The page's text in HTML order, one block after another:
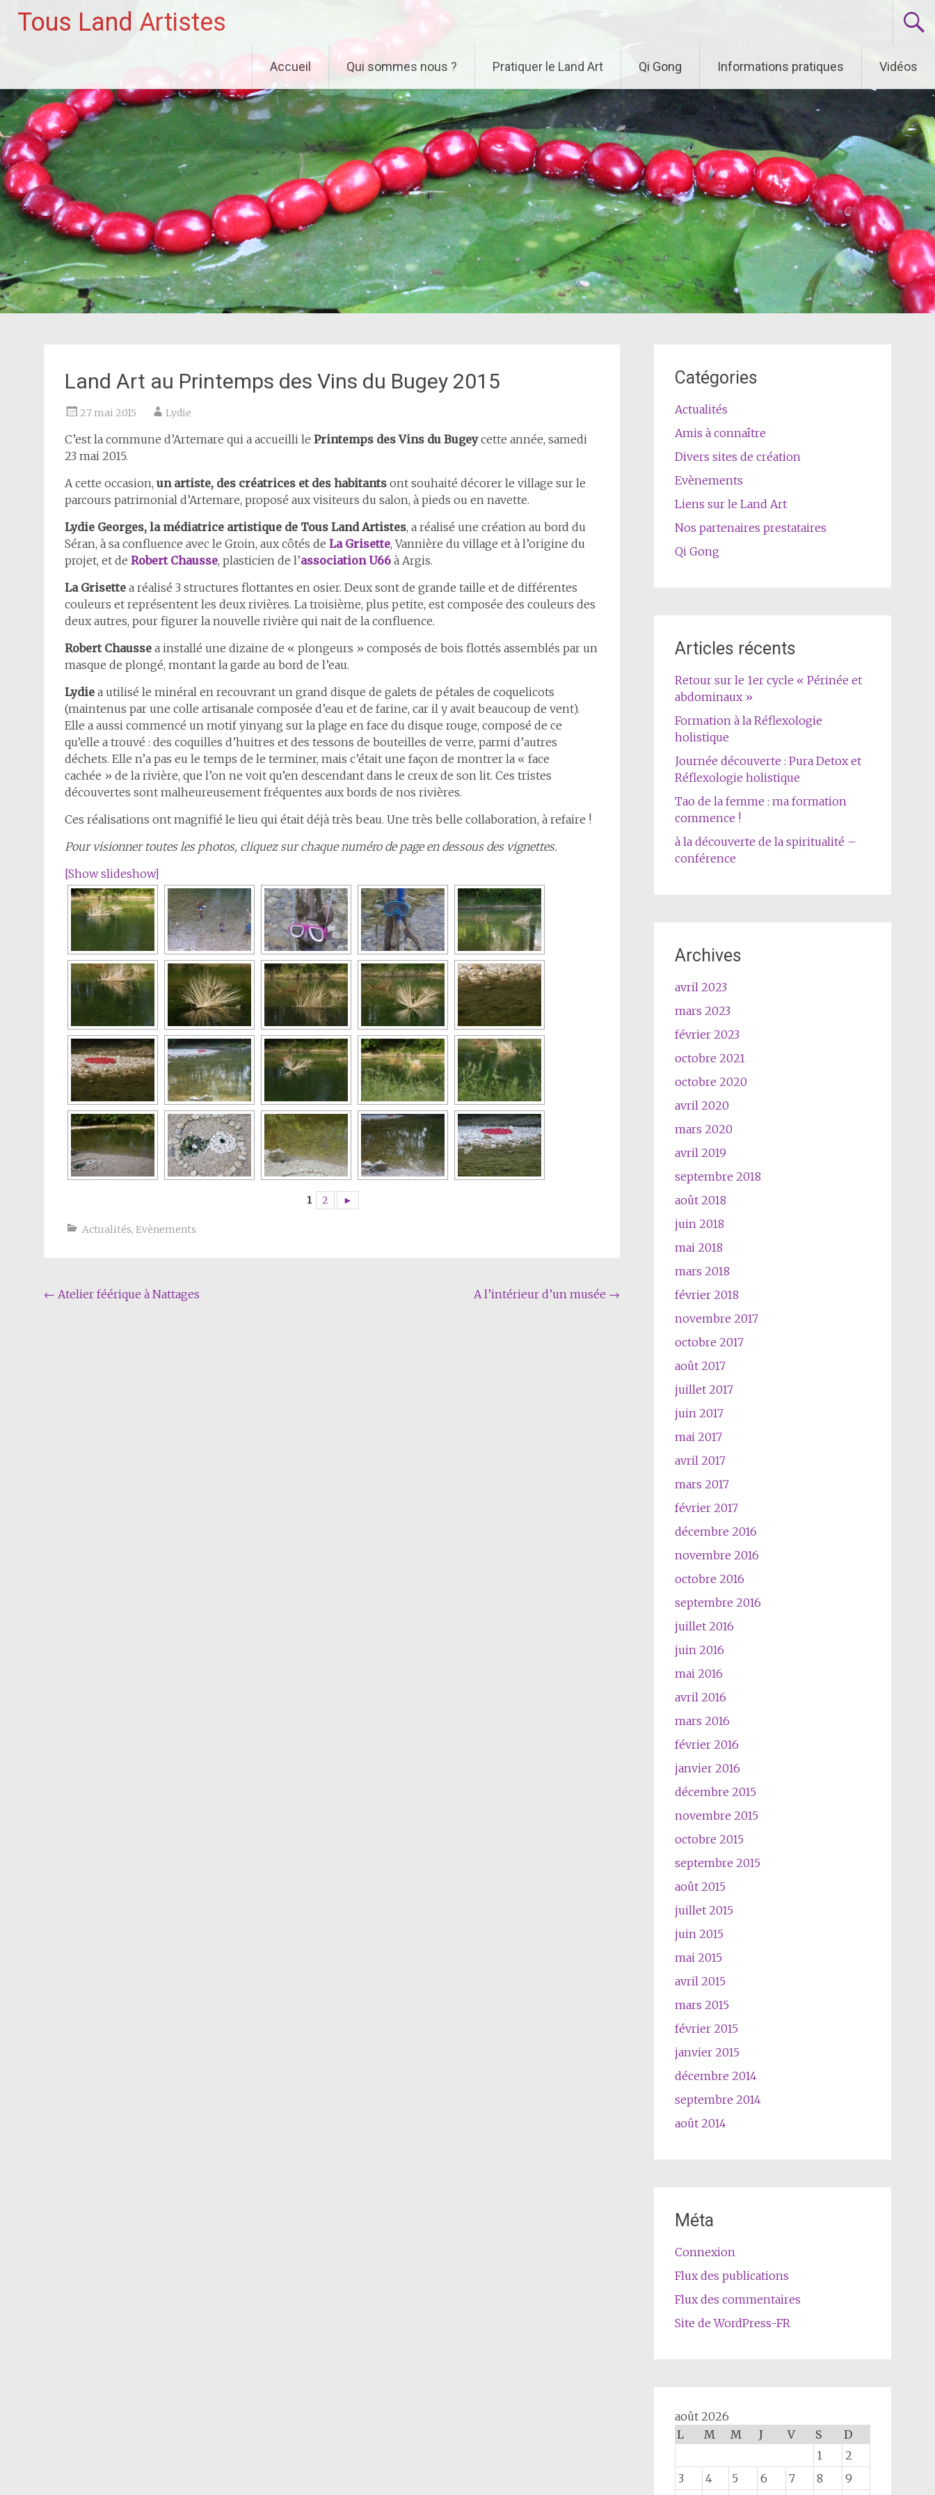
Tous Land Artistes
au
contenu
Accueil Qui sommes nous ? Pratiquer le Land Art Qi Gong Informations pratiques Vidéos
Land Art au Printemps des Vins du Bugey 2015
27 mai 2015 Lydie
C’est la commune d’Artemare qui a accueilli le Printemps des Vins du Bugeycette année, samedi
23 mai 2015.
A cette occasion, un artiste, des créatrices et des habitants ont souhaité décorer le village sur le
parcours patrimonial d’Artemare, proposé aux visiteurs du salon, à pieds ou en navette.
Lydie Georges, la médiatrice artistique de Tous Land Artistes, a réalisé une création au bord du
Séran, à sa confluence avec le Groin, aux côtés de La Grisette, Vannière du village et à l’origine du
projet, et de Robert Chausse, plasticien de l’association U66 à Argis.
La Grisette a réalisé 3 structures flottantes en osier. Deux sont de grande taille et de différentes
couleurs et représentent les deux rivières. La troisième, plus petite, est composée des couleurs des
deux autres, pour figurer la nouvelle rivière qui nait de la confluence.
Robert Chausse a installé une dizaine de « plongeurs » composés de bois flottés assemblés par un
masque de plongé, montant la garde au bord de l’eau.
Lydie a utilisé le minéral en recouvrant un grand disque de galets de pétales de coquelicots
(maintenus par une colle artisanale composée d’eau et de farine, car il y avait beaucoup de vent).
Elle a aussi commencé un motif yinyang sur la plage en face du disque rouge, composé de ce
qu’elle a trouvé : des coquilles d’huitres et des tessons de bouteilles de verre, parmi d’autres
déchets. Elle n’a pas eu le temps de le terminer, mais c’était une façon de montrer la « face
cachée » de la rivière, que l’on ne voit qu’en descendant dans le creux de son lit. Ces tristes
découvertes sont malheureusement fréquentes aux bords de nos rivières.
Ces réalisations ont magnifié le lieu qui était déjà très beau. Une très belle collaboration, à refaire !
Pour visionner toutes les photos, cliquez sur chaque numéro de page en dessous des vignettes.
[Show slideshow]
1 2 ►
Actualités, Evènements
Navigation
← Atelier féérique à Nattages A l’intérieur d’un musée →
Catégories
Actualités
Amis à connaître
Divers sites de création
Evènements
Liens sur le Land Art
Nos partenaires prestataires
Qi Gong
Articles récents
Retour sur le 1er cycle « Périnée et
abdominaux »
Formation à la Réflexologie
holistique
Journée découverte : Pura Detox et
Réflexologie holistique
Tao de la femme : ma formation
commence !
à la découverte de la spiritualité –
conférence
Archives
avril 2023
mars 2023
février 2023
octobre 2021
octobre 2020
avril 2020
mars 2020
avril 2019
septembre 2018
août 2018
juin 2018
mai 2018
mars 2018
février 2018
novembre 2017
octobre 2017
août 2017
juillet 2017
juin 2017
mai 2017
avril 2017
mars 2017
février 2017
décembre 2016
novembre 2016
octobre 2016
septembre 2016
juillet 2016
juin 2016
mai 2016
avril 2016
mars 2016
février 2016
janvier 2016
décembre 2015
novembre 2015
octobre 2015
septembre 2015
août 2015
juillet 2015
juin 2015
mai 2015
avril 2015
mars 2015
février 2015
janvier 2015
décembre 2014
septembre 2014
août 2014
Méta
Connexion
Flux des publications
Flux des commentaires
Site de WordPress-FR
août 2026
L
M M J V S
D
1
2
3
4 5 6 7 8
9